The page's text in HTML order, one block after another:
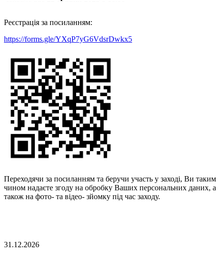
Реєстрація за посиланням:
https://forms.gle/YXqP7yG6VdsrDwkx5
Переходячи за посиланням та беручи участь у заході, Ви таким
чином надаєте згоду на обробку Ваших персональних даних, а
також на фото- та відео- зйомку під час заходу.
31.12.2026